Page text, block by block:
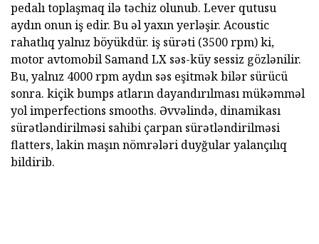
pedalı toplaşmaq ilə təchiz olunub. Lever qutusu
aydın onun iş edir. Bu əl yaxın yerləşir. Acoustic
rahatlıq yalnız böyükdür. iş sürəti (3500 rpm) ki,
motor avtomobil Samand LX səs-küy sessiz gözlənilir.
Bu, yalnız 4000 rpm aydın səs eşitmək bilər sürücü
sonra. kiçik bumps atların dayandırılması mükəmməl
yol imperfections smooths. Əvvəlində, dinamikası
sürətləndirilməsi sahibi çarpan sürətləndirilməsi
flatters, lakin maşın nömrələri duyğular yalançılıq
bildirib.